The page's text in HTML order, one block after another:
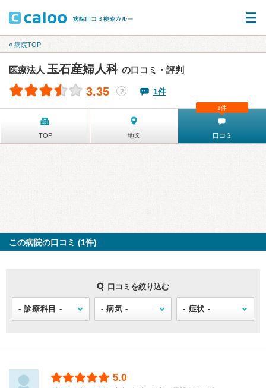
« 病院TOP
医療法人 玉石産婦人科 の口コミ・評判
3.35 ？ 1件
TOP 地図 口コミ
1件
この病院の口コミ (1件)
口コミを絞り込む
5.0